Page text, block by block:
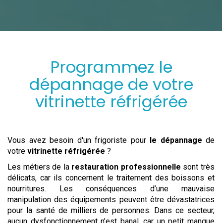
Programmez le
dépannage de votre
vitrinette réfrigérée
Vous avez besoin d'un frigoriste pour le dépannage de
votre vitrinette réfrigérée ?
Les métiers de la restauration professionnelle sont très
délicats, car ils concernent le traitement des boissons et
nourritures. Les conséquences d’une mauvaise
manipulation des équipements peuvent être dévastatrices
pour la santé de milliers de personnes. Dans ce secteur,